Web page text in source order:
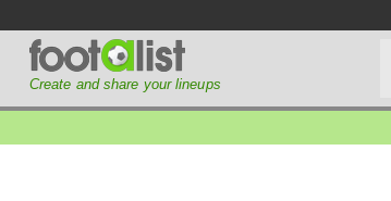
Create and share your lineups